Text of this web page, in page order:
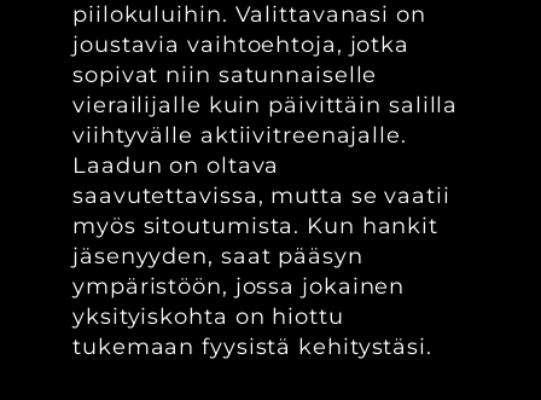
piilokuluihin. Valittavanasi on
joustavia vaihtoehtoja, jotka
sopivat niin satunnaiselle
vierailijalle kuin päivittäin salilla
viihtyvälle aktiivitreenajalle.
Laadun on oltava
saavutettavissa, mutta se vaatii
myös sitoutumista. Kun hankit
jäsenyyden, saat pääsyn
ympäristöön, jossa jokainen
yksityiskohta on hiottu
tukemaan fyysistä kehitystäsi.